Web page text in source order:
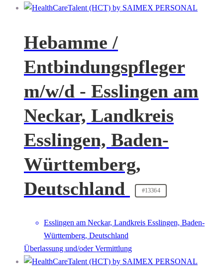
Hebamme /
Entbindungspfleger
m/w/d - Esslingen am
Neckar, Landkreis
Esslingen, Baden-
Württemberg,
Deutschland
#13364
Esslingen am Neckar, Landkreis Esslingen, Baden-
Württemberg, Deutschland
Überlassung und/oder Vermittlung